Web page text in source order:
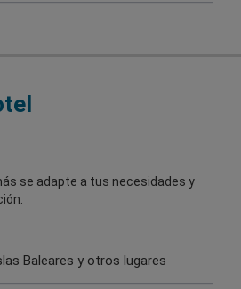
se adapte a tus necesidades y
Baleares y otros lugares